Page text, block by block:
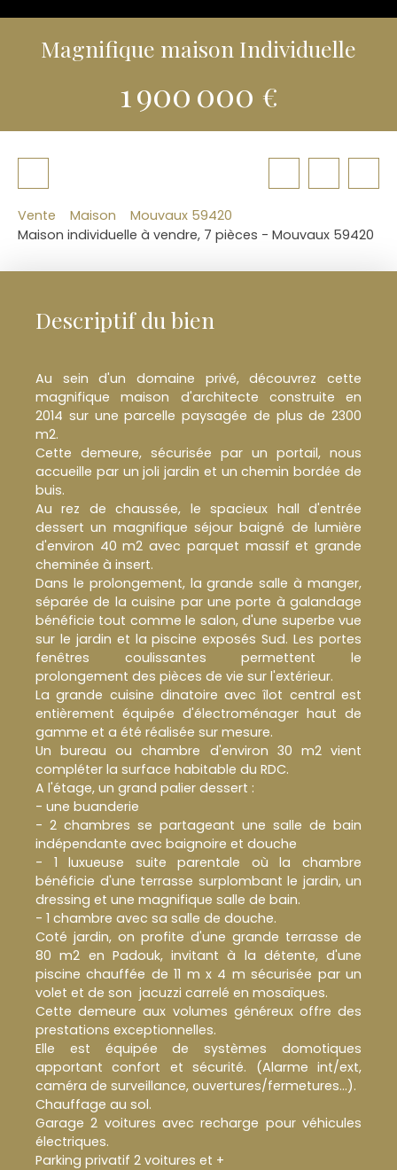
Magnifique maison Individuelle
1 900 000 €
Vente Maison
Mouvaux 59420
Maison individuelle à vendre, 7 pièces - Mouvaux 59420
Descriptif du bien
Au sein d'un domaine privé, découvrez cette
magnifique maison d'architecte construite en
2014 sur une parcelle paysagée de plus de 2300
m2.
Cette demeure, sécurisée par un portail, nous
accueille par un joli jardin et un chemin bordée de
buis.
Au rez de chaussée, le spacieux hall d'entrée
dessert un magnifique séjour baigné de lumière
d'environ 40 m2 avec parquet massif et grande
cheminée à insert.
Dans le prolongement, la grande salle à manger,
séparée de la cuisine par une porte à galandage
bénéficie tout comme le salon, d'une superbe vue
sur le jardin et la piscine exposés Sud. Les portes
fenêtres coulissantes permettent le
prolongement des pièces de vie sur l'extérieur.
La grande cuisine dinatoire avec îlot central est
entièrement équipée d'électroménager haut de
gamme et a été réalisée sur mesure.
Un bureau ou chambre d'environ 30 m2 vient
compléter la surface habitable du RDC.
A l'étage, un grand palier dessert :
- une buanderie
- 2 chambres se partageant une salle de bain
indépendante avec baignoire et douche
- 1 luxueuse suite parentale où la chambre
bénéficie d'une terrasse surplombant le jardin, un
dressing et une magnifique salle de bain.
- 1 chambre avec sa salle de douche.
Coté jardin, on profite d'une grande terrasse de
80 m2 en Padouk, invitant à la détente, d'une
piscine chauffée de 11 m x 4 m sécurisée par un
volet et de son jacuzzi carrelé en mosaïques.
Cette demeure aux volumes généreux offre des
prestations exceptionnelles.
Elle est équipée de systèmes domotiques
apportant confort et sécurité. (Alarme int/ext,
caméra de surveillance, ouvertures/fermetures...).
Chauffage au sol.
Garage 2 voitures avec recharge pour véhicules
électriques.
Parking privatif 2 voitures et +